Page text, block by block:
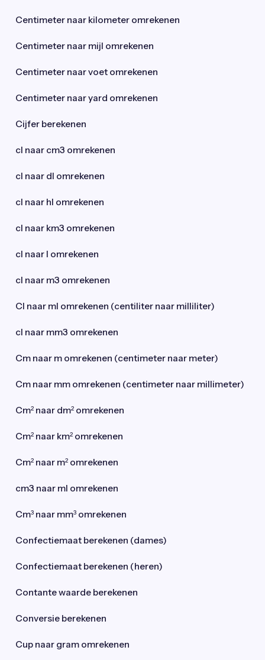
Centimeter naar kilometer omrekenen
Centimeter naar mijl omrekenen
Centimeter naar voet omrekenen
Centimeter naar yard omrekenen
Cijfer berekenen
cl naar cm3 omrekenen
cl naar dl omrekenen
cl naar hl omrekenen
cl naar km3 omrekenen
cl naar l omrekenen
cl naar m3 omrekenen
Cl naar ml omrekenen (centiliter naar milliliter)
cl naar mm3 omrekenen
Cm naar m omrekenen (centimeter naar meter)
Cm naar mm omrekenen (centimeter naar millimeter)
Cm² naar dm² omrekenen
Cm² naar km² omrekenen
Cm² naar m² omrekenen
cm3 naar ml omrekenen
Cm³ naar mm³ omrekenen
Confectiemaat berekenen (dames)
Confectiemaat berekenen (heren)
Contante waarde berekenen
Conversie berekenen
Cup naar gram omrekenen